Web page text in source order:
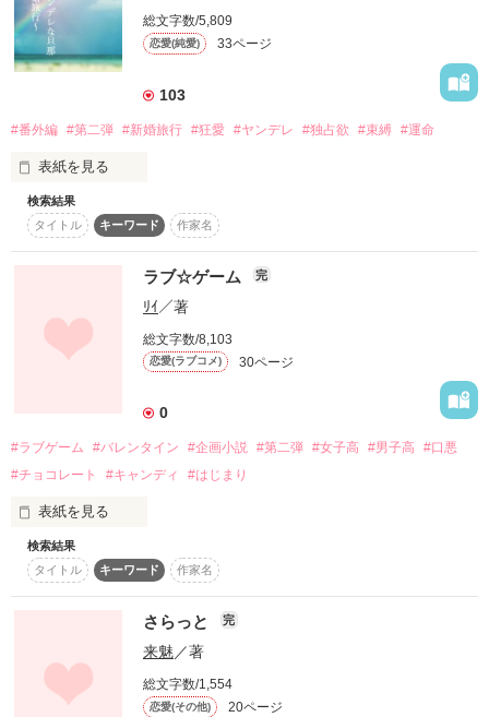
作品の長さ 長編 中編
コンテスト
超短編！フェチから始まる溺愛コンテスト
スターツ出版小説投稿サイト合同企画「1話からの長編大
賞」ベリーズカフェ会場
動画あり
神楽コーポレーション　副社長秘書
冨樫　涼太　33歳
（とがし　りょうた）
たくましく生きてきた。
それが当たり前だと。
本当の愛を知らない
無意識に振り回す天然な彼女。
隠れ御曹司と呼ばれ
本物の愛を知らない
自分の事には鈍感な彼。
栄麻が困っていた所を
「ずっと、こうしたかった」
「綺麗だ」
惹かれ合う2人が、織りなすラブストーリー
2024.02.12
総文字数/5,809
恋愛(純愛) 33ページ
103
#番外編 #第二弾 #新婚旅行 #狂愛 #ヤンデレ #独占欲 #束縛 #運命
表紙を見る
こちらは、故意な恋～ヤンデレ御曹司に戦略的に囲い込まれて
いく～の番外編、第二弾です！
ありがたいことに番外編の希望を頂けまして、第二弾を出すこ
とに致しました。
晴人と依里の新婚旅行編、どうぞお楽しみください！！
検索結果
タイトル
キーワード 作家名
ラブ☆ゲーム 完
ﾘｲ／著
総文字数/8,103
恋愛(ラブコメ) 30ページ
0
#ラブゲーム #バレンタイン #企画小説 #第二弾 #女子高 #男子高
#口悪
#チョコレート
#キャンディ #はじまり
表紙を見る
【企画小説サイト】
colorful memorys
「バレンタイン」
検索結果
タイトル
キーワード 作家名
さらっと 完
来魅／著
総文字数/1,554
恋愛(その他) 20ページ